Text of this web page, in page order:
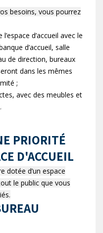
besoins, vous pourrez
d’accueil avec le
d’accueil, salle
de direction, bureaux
dans les mêmes
;
avec des meubles et
PRIORITÉ
D'ACCUEIL
dotée d’un espace
le public que vous